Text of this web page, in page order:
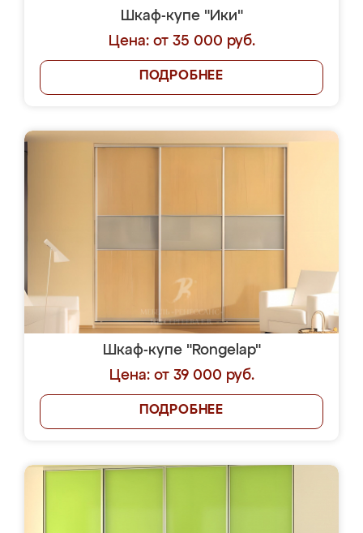
Шкаф-купе "Ики"
Цена: от 35 000 руб.
ПОДРОБНЕЕ
Шкаф-купе "Rongelap"
Цена: от 39 000 руб.
ПОДРОБНЕЕ